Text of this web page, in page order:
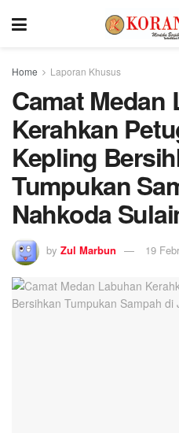
Home Laporan Khusus
Camat Medan
Kerahkan
Kepling
Tumpukan
Nahkoda
by Zul Marbun 19